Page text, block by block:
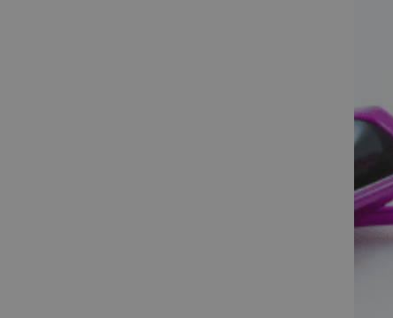
_ga_KJBK4QBSHD